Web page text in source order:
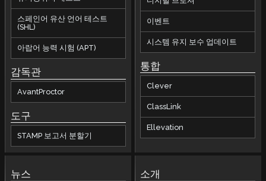
스페인어 유산 언어 테스트
(SHL)
아랍어 능력 시험 (APT)
감독관
AvantProctor
도구
STAMP 보고서 분할기
이벤트
시스템 유지 보수 업데이트
통합
Clever
ClassLink
Ellevation
뉴스 소개